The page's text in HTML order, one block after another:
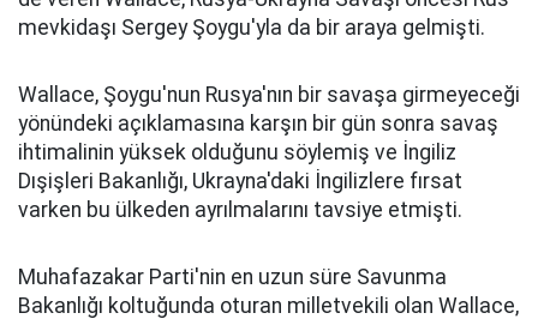
mevkidaşı Sergey Şoygu'yla da bir araya gelmişti.
Wallace, Şoygu'nun Rusya'nın bir savaşa girmeyeceği
yönündeki açıklamasına karşın bir gün sonra savaş
ihtimalinin yüksek olduğunu söylemiş ve İngiliz
Dışişleri Bakanlığı, Ukrayna'daki İngilizlere fırsat
varken bu ülkeden ayrılmalarını tavsiye etmişti.
Muhafazakar Parti'nin en uzun süre Savunma
Bakanlığı koltuğunda oturan milletvekili olan Wallace,